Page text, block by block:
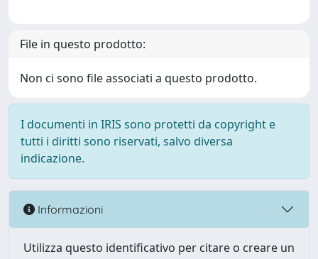
File in questo prodotto:
Non ci sono file associati a questo prodotto.
I documenti in IRIS sono protetti da copyright e
tutti i diritti sono riservati, salvo diversa
indicazione.
Informazioni
Utilizza questo identificativo per citare o creare un